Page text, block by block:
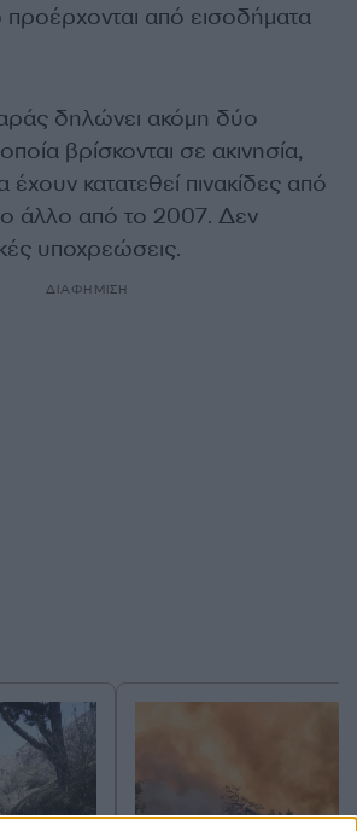
από εισοδήματα
δηλώνει ακόμη δύο
οποία βρίσκονται σε ακινησία,
κατατεθεί πινακίδες από
άλλο από το 2007. Δεν
υποχρεώσεις.
ΔΙΑΦΗΜΙΣΗ